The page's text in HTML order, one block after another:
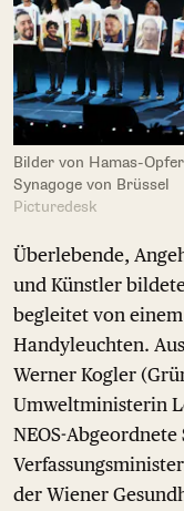
Bilder von Hamas-
Synagoge von Brüssel
Picturedesk
Überlebende,
und Künstler
begleitet von
Handyleuchten.
Werner Kogler
Umweltministerin
NEOS-
der Wiener